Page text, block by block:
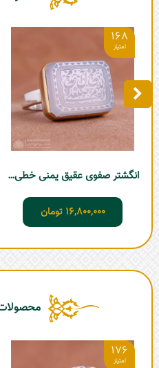
168
انگشتر صفوی عقیق یمنی خطی کبود - حرزدار
16,800,000 تومان
176